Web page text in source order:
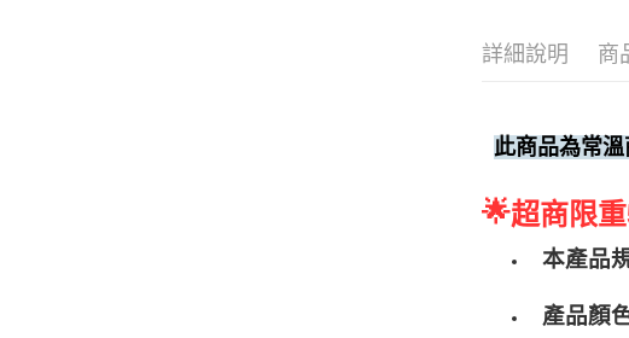
詳細說明 商
此商品為常
🌟超商限
本產品
產品顏